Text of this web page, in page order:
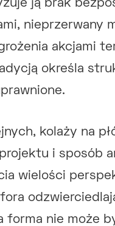
ją brak
nieprzerwany
akcjami
określa
kolaży na
i sposób
wielości
forma nie może